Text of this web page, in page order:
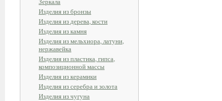
Изделия из бронзы
Изделия из дерева, кости
Изделия из камня
Изделия из мельхиора, латуни,
нержавейка
Изделия из пластика, гипса,
композиционной массы
Изделия из керамики
Изделия из серебра и золота
Изделия из чугуна